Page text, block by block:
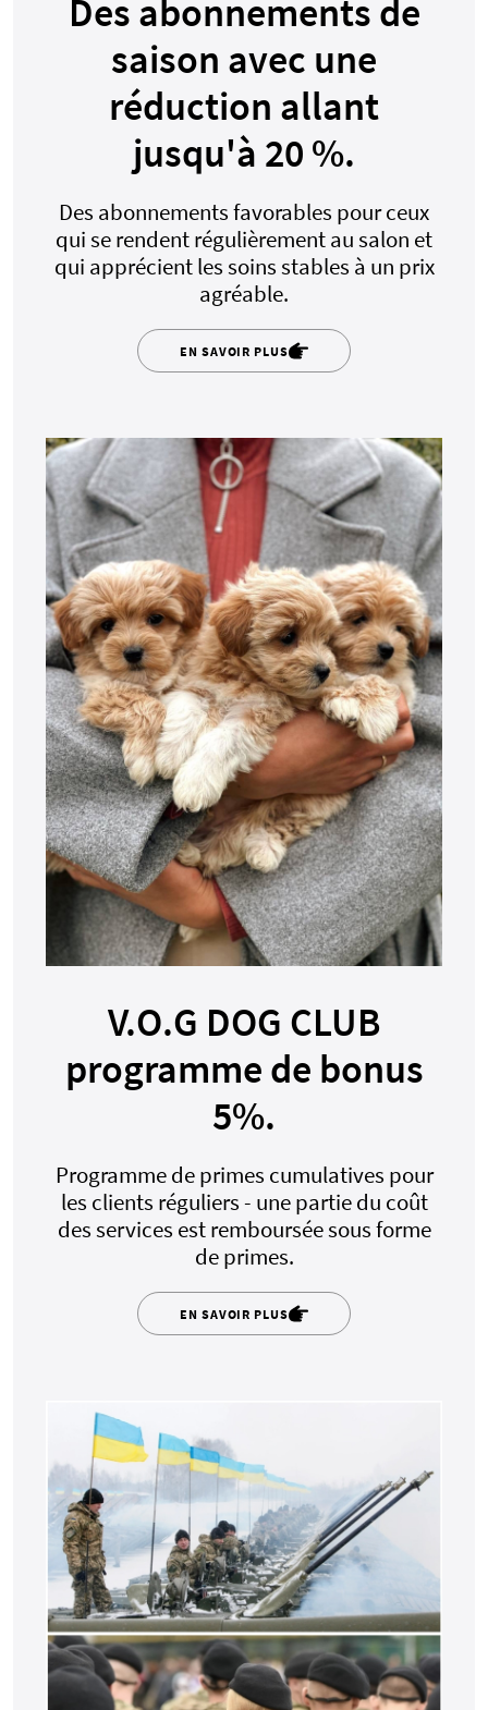
Des abonnements de
saison avec une
réduction allant
jusqu'à 20 %.
Des abonnements favorables pour ceux
qui se rendent régulièrement au salon et
qui apprécient les soins stables à un prix
agréable.
EN SAVOIR PLUS
V.O.G DOG CLUB
programme de bonus
5%.
Programme de primes cumulatives pour
les clients réguliers - une partie du coût
des services est remboursée sous forme
de primes.
EN SAVOIR PLUS